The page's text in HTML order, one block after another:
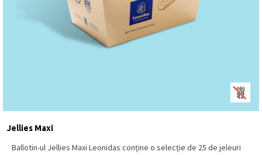
Jellies Maxi
Ballotin-ul Jellies Maxi Leonidas conține o selecție de 25 de jeleuri